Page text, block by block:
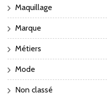
Maquillage
Marque
Métiers
Mode
Non classé